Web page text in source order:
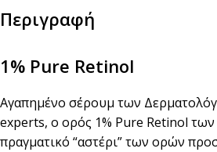
Περιγραφή
1% Pure Retinol
Αγαπημένο σέρουμ των
experts, ο ορός 1% Pure Retinol των
πραγματικό “αστέρι” των ορών